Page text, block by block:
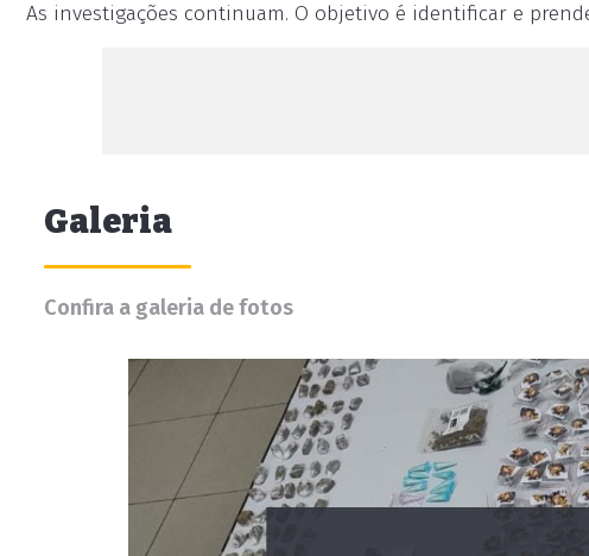
As investigações continuam. O objetivo é identificar e
Galeria
Confira a galeria de fotos